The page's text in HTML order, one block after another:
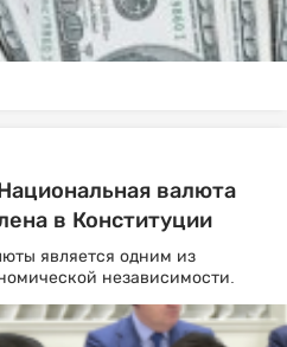
валюта
в Конституции
является одним из
независимости.